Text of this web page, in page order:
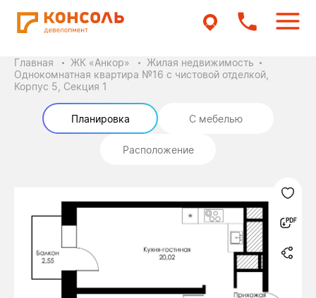
Главная ЖК «Анкор»
Жилая недвижимость
Однокомнатная квартира №16 с чистовой отделкой,
Корпус 5, Секция 1
Планировка С мебелью
Расположение